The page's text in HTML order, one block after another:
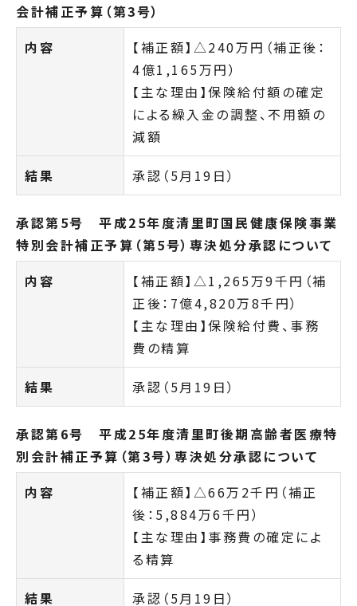
会計補正予算（第3号）
内容
【補正額】△240万円（補正後：
4億1,165万円）
【主な理由】保険給付額の確定
による繰入金の調整、不用額の
減額
結果 承認（5月19日）
承認第5号 平成25年度清里町国民健康保険事業
特別会計補正予算（第5号）専決処分承認について
内容
【補正額】△1,265万9千円（補
正後：7億4,820万8千円）
【主な理由】保険給付費、事務
費の精算
結果 承認（5月19日）
承認第6号 平成25年度清里町後期高齢者医療特
別会計補正予算（第3号）専決処分承認について
内容
【補正額】△66万2千円（補正
後：5,884万6千円）
【主な理由】事務費の確定によ
る精算
結果 承認（5月19日）